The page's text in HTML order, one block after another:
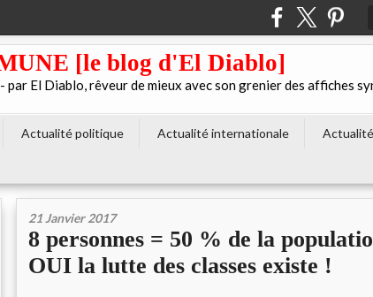
[le blog d'El Diablo]
- par El Diablo, rêveur de mieux avec son grenier des affiches
Actualité politique Actualité internationale
21 Janvier 2017
8 personnes = 50 % de la
OUI la lutte des classes existe !